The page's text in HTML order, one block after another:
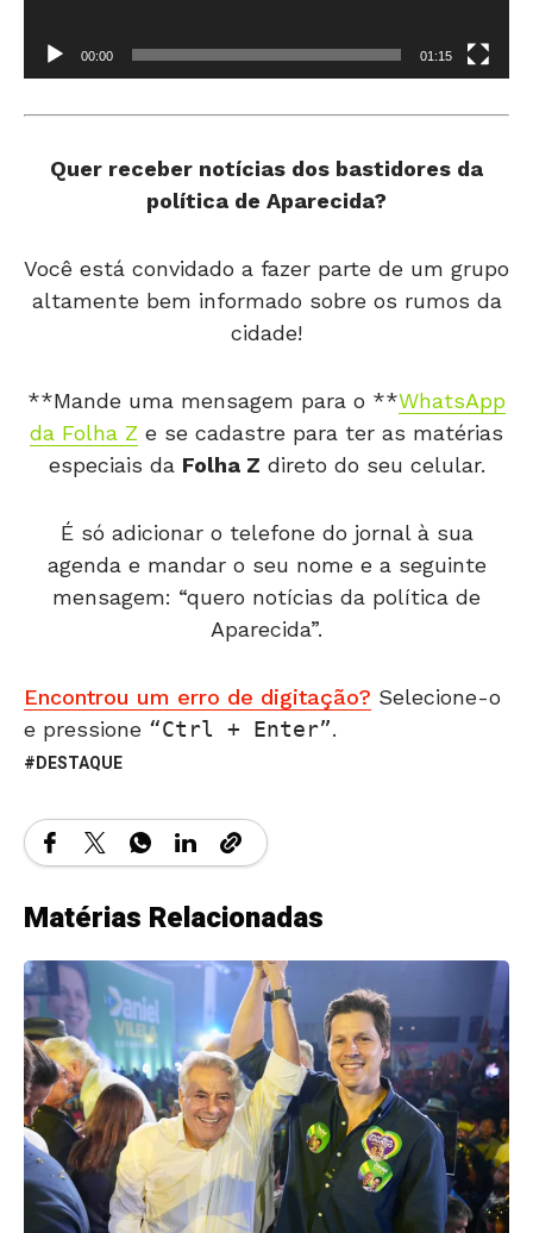
00:00 01:15
Quer receber notícias dos bastidores da
política de Aparecida?
Você está convidado a fazer parte de um grupo
altamente bem informado sobre os rumos da
cidade!
**Mande uma mensagem para o **WhatsApp
da Folha Z e se cadastre para ter as matérias
especiais da Folha Z direto do seu celular.
É só adicionar o telefone do jornal à sua
agenda e mandar o seu nome e a seguinte
mensagem: “quero notícias da política de
Aparecida”.
Encontrou um erro de digitação? Selecione-o
e pressione
Ctrl + Enter .
DESTAQUE
Matérias Relacionadas